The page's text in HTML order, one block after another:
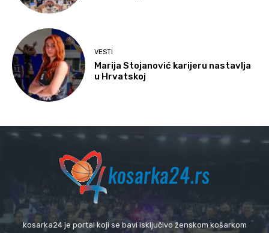
VESTI
Marija Stojanović karijeru nastavlja
u Hrvatskoj
kosarka24 je portal koji se bavi isključivo ženskom košarkom